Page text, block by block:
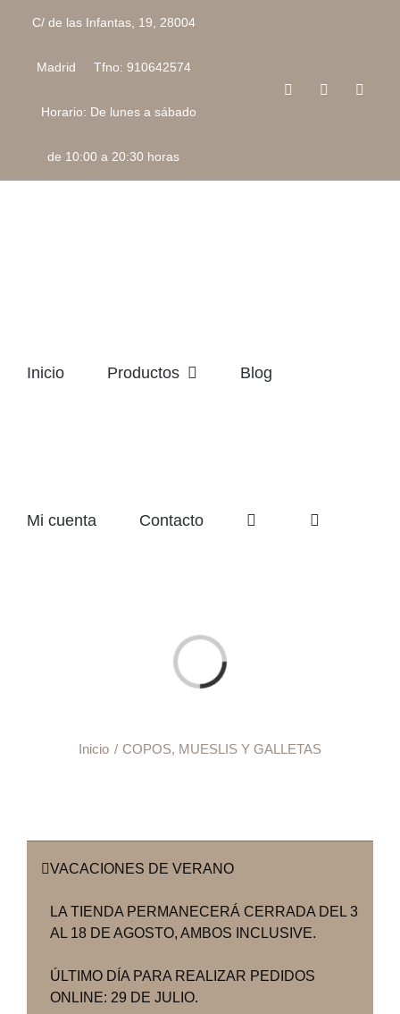
contenido
C/ de las Infantas, 19, 28004
Madrid Tfno: 910642574
Horario: De lunes a sábado
de 10:00 a 20:30 horas
FacebookInstagram
Inicio Productos Blog
Mi cuenta Contacto
Cargando...
Inicio COPOS, MUESLIS Y GALLETAS
VACACIONES DE VERANO
LA TIENDA PERMANECERÁ CERRADA DEL 3
AL 18 DE AGOSTO, AMBOS INCLUSIVE.
ÚLTIMO DÍA PARA REALIZAR PEDIDOS
ONLINE: 29 DE JULIO.